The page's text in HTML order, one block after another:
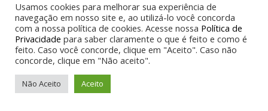
DUTOVIA GUARAREMA SCS
Serviços de Construção e Montagem da Dutovia Guararema SCS –
Etanolduto – São Caetano do Sul / SP...
Usamos cookies para melhorar sua experiência de
navegação em nosso site e, ao utilizá-lo você concorda
com a nossa política de cookies. Acesse nossa Política de
Privacidade para saber claramente o que é feito e como é
feito. Caso você concorde, clique em "Aceito". Caso não
concorde, clique em "Não aceito".
Não Aceito Aceito